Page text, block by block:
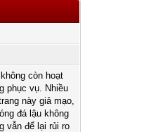
còn hoạt
phục vụ. Nhiều
này giả mạo,
đá lậu không
vẫn để lại rủi ro